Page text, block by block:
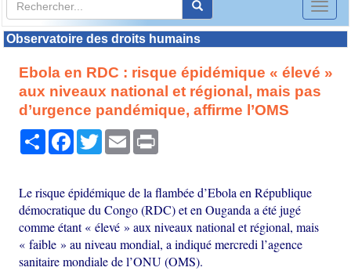
Toggle
Observatoire des droits humains
Ebola en RDC : risque épidémique « élevé »
aux niveaux national et régional, mais pas
d’urgence pandémique, affirme l’OMS
PartagerFacebook
TwitterEmail
Le risque épidémique de la flambée d’Ebola en République
démocratique du Congo (RDC) et en Ouganda a été jugé
comme étant « élevé » aux niveaux national et régional, mais
« faible » au niveau mondial, a indiqué mercredi l’agence
sanitaire mondiale de l’ONU (OMS).